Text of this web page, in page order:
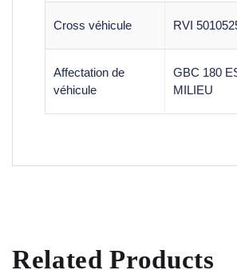
Cross véhicule RVI
Affectation de
véhicule
GBC 180
MILIEU
Related Products